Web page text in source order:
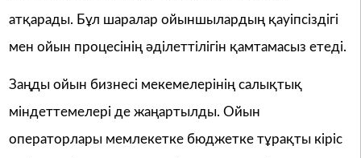
атқарады. Бұл шаралар ойыншылардың қауіпсіздігі
мен ойын процесінің әділеттілігін қамтамасыз етеді.
Заңды ойын бизнесі мекемелерінің салықтық
міндеттемелері де жаңартылды. Ойын
операторлары мемлекетке бюджетке тұрақты кіріс